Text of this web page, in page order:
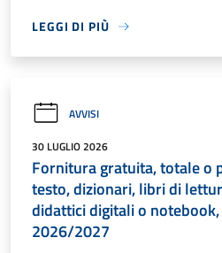
LEGGI DI PIÙ
AVVISI
30 LUGLIO 2026
Fornitura gratuita, totale o
testo, dizionari, libri di
didattici digitali o
2026/2027